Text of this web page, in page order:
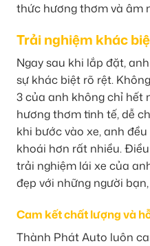
thức hương thơm và âm
Trải nghiệm khác
Ngay sau khi lắp đặt,
sự khác biệt rõ rệt.
3 của anh không chỉ hết
hương thơm tinh tế, dễ
khi bước vào xe, anh
khoái hơn rất nhiều.
trải nghiệm lái xe của
đẹp với những người
Cam kết chất lượng và
Thành Phát Auto luôn